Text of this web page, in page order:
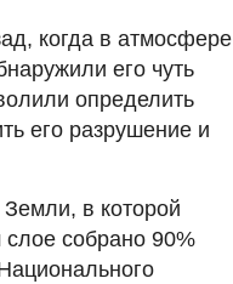
когда в атмосфере
его чуть
определить
его разрушение и
в которой
собрано 90%